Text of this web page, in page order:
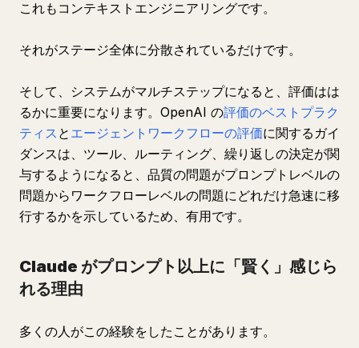
これもコンテキストエンジニアリングです。
それがステージ全体に分散されているだけです。
そして、システムがマルチステップになると、評価はは
るかに重要になります。OpenAI の評価のベストプラク
ティス と エージェントワークフローの評価に関するガイ
ダンスは、ツール、ルーティング、繰り返しの決定が関
与するようになると、品質の問題がプロンプトレベルの
問題からワークフローレベルの問題にどれだけ急速に移
行するかを示しているため、有用です。
Claude がプロンプト以上に「賢く」感じら
れる理由
多くの人がこの経験をしたことがあります。